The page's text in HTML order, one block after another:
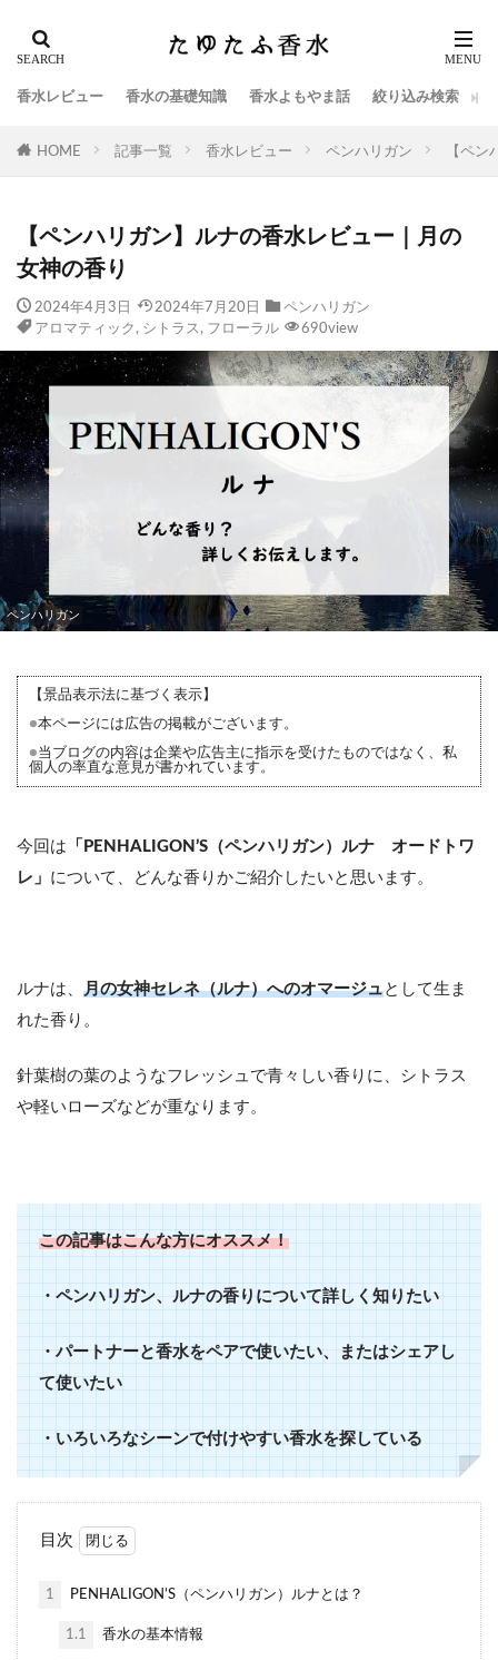
香水レビュー 香水の基礎知識 香水よもやま話 絞り込み検索
HOME 記事一覧 香水レビュー ペンハリガン 【ペ
【ペンハリガン】ルナの香水レビュー｜月の
女神の香り
2024年4月3日 2024年7月20日
ペンハリガン
アロマティック , シトラス , フローラル 690view
ペンハリガン
【景品表示法に基づく表示】
●本ページには広告の掲載がございます。
●当ブログの内容は企業や広告主に指示を受けたものではなく、私
個人の率直な意見が書かれています。
今回は 「PENHALIGON’S（ペンハリガン）ルナ オードトワ
レ」 について、どんな香りかご紹介したいと思います。
ルナは、 月の女神セレネ（ルナ）へのオマージュとして生ま
れた香り。
針葉樹の葉のようなフレッシュで青々しい香りに、シトラス
や軽いローズなどが重なります。
この記事はこんな方にオススメ！
・ペンハリガン、ルナの香りについて詳しく知りたい
・パートナーと香水をペアで使いたい、またはシェアし
て使いたい
・いろいろなシーンで付けやすい香水を探している
目次
1 PENHALIGON’S（ペンハリガン）ルナとは？
1.1 香水の基本情報